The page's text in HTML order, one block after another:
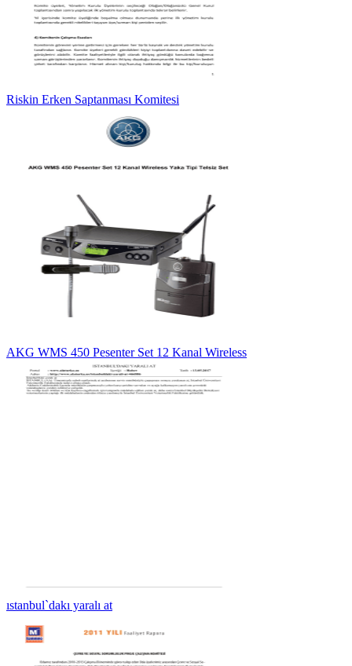
Riskin Erken Saptanması Komitesi
AKG WMS 450 Pesenter Set 12 Kanal Wireless
ıstanbul`dakı yaralı at